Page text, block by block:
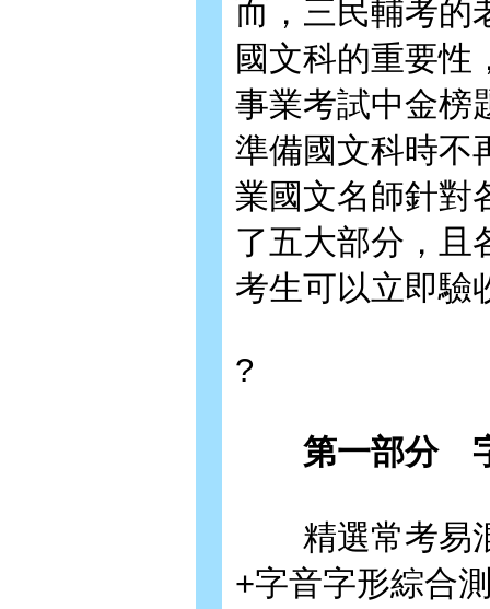
而，三民輔考的
國文科的重要性
事業考試中金榜
準備國文科時不
業國文名師針對
了五大部分，且
考生可以立即驗
?
第一部分 字
精選常考易混
+字音字形綜合